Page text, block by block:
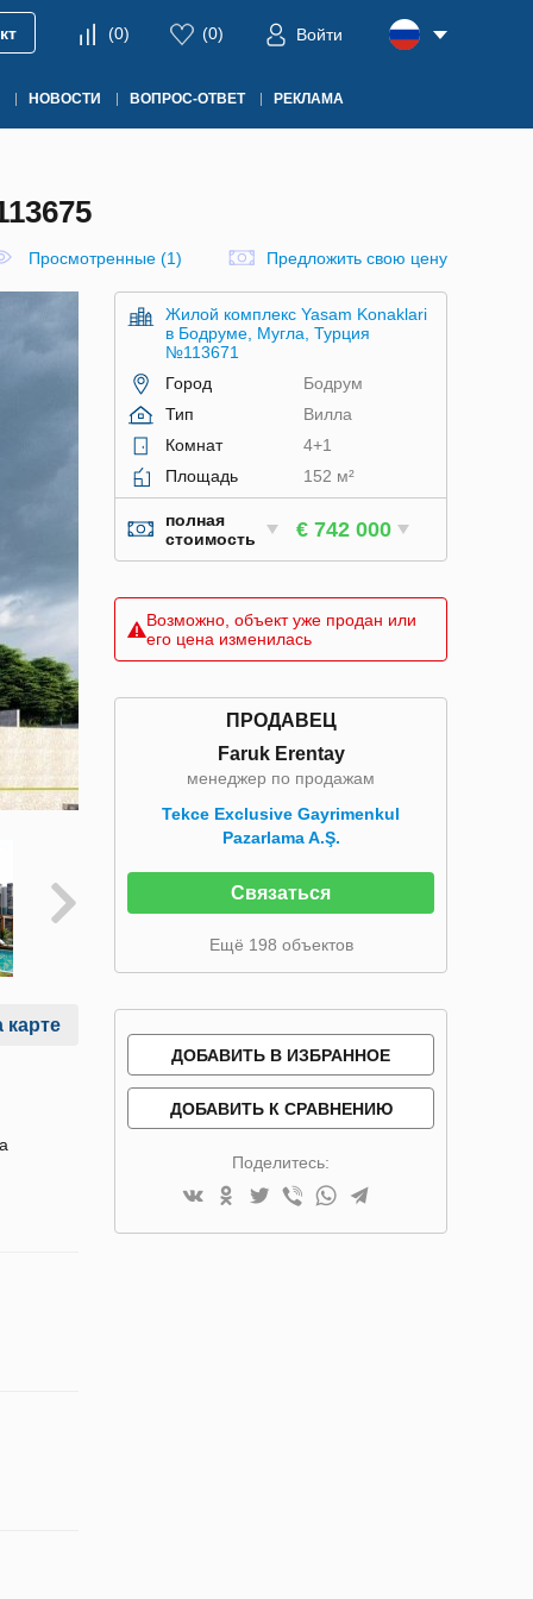
(0) (0) Войти
НОВОСТИ ВОПРОС-ОТВЕТ РЕКЛАМА
Просмотренные (1) Предложить свою цену
карте
Жилой комплекс Yasam Konaklari
в Бодруме, Мугла, Турция
№113671
Город
Бодрум
Тип
Вилла
Комнат
4+1
Площадь
152 м²
полная
стоимость
€ 742 000
Возможно, объект уже продан или
его цена изменилась
ПРОДАВЕЦ
Faruk Erentay
менеджер по продажам
Tekce Exclusive Gayrimenkul
Pazarlama A.Ş.
Связаться
Ещё 198 объектов
ДОБАВИТЬ В ИЗБРАННОЕ
ДОБАВИТЬ К СРАВНЕНИЮ
Поделитесь: